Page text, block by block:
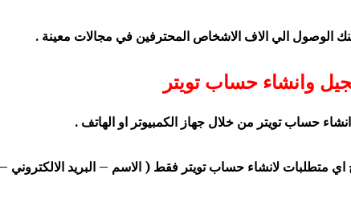
وانشاء حساب تويتر
حساب تويتر من خلال جهاز الكمبيوتر او الهاتف .
اي متطلبات لانشاء حساب تويتر فقط ( الاسم – البريد